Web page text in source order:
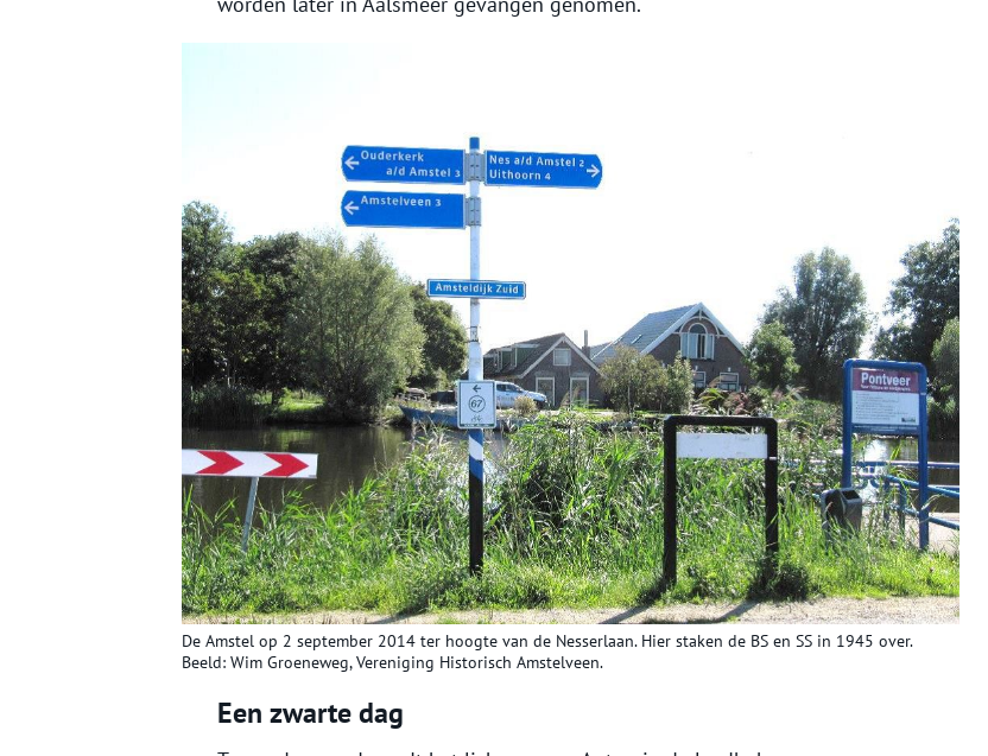
De Amstel op 2 september 2014 ter hoogte van de Nesserlaan. Hier staken de BS en SS in 1945 over.
Beeld: Wim Groeneweg, Vereniging Historisch Amstelveen.
Een zwarte dag